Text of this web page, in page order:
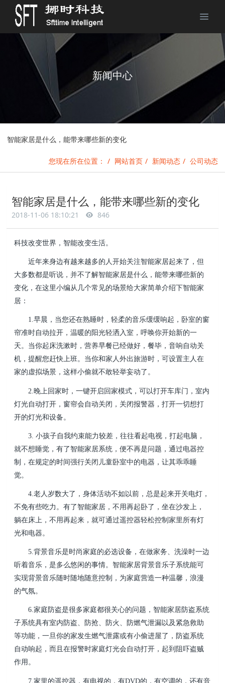
新闻中心
智能家居是什么，能带来哪些新的变化
您现在所在位置： 网站首页 新闻动态 公司动态
智能家居是什么，能带来哪些新的变化
2018-11-06 18:10:21 846
科技改变世界，智能改变生活。
近年来身边有越来越多的人开始关注智能家居起来了，但
大多数都是听说，并不了解智能家居是什么，能带来哪些新的
变化，在这里小编从几个常见的场景给大家简单介绍下智能家
居：
1.早晨，当您还在熟睡时，轻柔的音乐缓缓响起，卧室的窗
帘准时自动拉开，温暖的阳光轻洒入室，呼唤你开始新的一
天。当你起床洗漱时，营养早餐已经做好，餐毕，音响自动关
机，提醒您赶快上班。当你和家人外出旅游时，可设置主人在
家的虚拟场景，这样小偷就不敢轻举妄动了。
2.晚上回家时，一键开启回家模式，可以打开车库门，室内
灯光自动打开，窗帘会自动关闭，关闭报警器，打开一切想打
开的灯光和设备。
3. 小孩子自我约束能力较差，往往看起电视，打起电脑，
就不想睡觉，有了智能家居系统，便不再是问题，通过电器控
制，在规定的时间强行关闭儿童卧室中的电器，让其乖乖睡
觉。
4.老人岁数大了，身体活动不如以前，总是起来开关电灯，
不免有些吃力。有了智能家居，不用再起卧了，坐在沙发上，
躺在床上，不用再起来，就可通过遥控器轻松控制家里所有灯
光和电器。
5.背景音乐是时尚家庭的必选设备，在做家务、洗澡时一边
听着音乐，是多么悠闲的事情。智能家居背景音乐子系统能可
实现背景音乐随时随地随意控制，为家庭营造一种温馨，浪漫
的气氛。
6.家庭防盗是很多家庭都很关心的问题，智能家居防盗系统
子系统具有室内防盗、防抢、防火、防燃气泄漏以及紧急救助
等功能，一旦你的家发生燃气泄露或有小偷进屋了，防盗系统
自动响起，而且在报警时家庭灯光会自动打开，起到阻吓盗贼
作用。
7.家里的遥控器，有电视的，有DVD的，有空调的，还有音